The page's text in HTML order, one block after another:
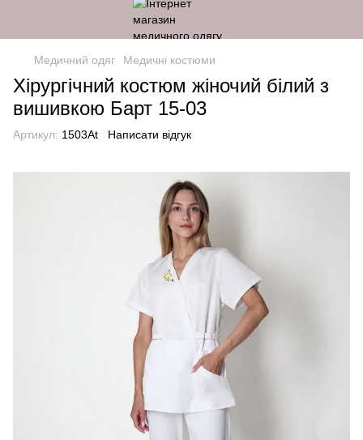
Медичний одяг Медичні костюми
Хірургічний костюм жіночий білий з
вишивкою Барт 15-03
Артикул: 1503At Написати відгук